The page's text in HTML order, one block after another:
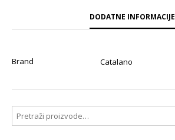
DODATNE INFORMACIJE
Brand Catalano